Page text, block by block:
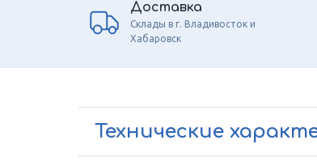
Доставка
Склады в г. Владивосток и
Хабаровск
Технические